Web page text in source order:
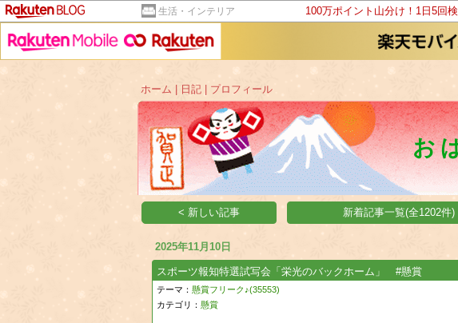
生活・インテリア 100万ポイント山分け！1日5回
ホーム
日記 プロフィール
お
< 新しい記事 新着記事一覧(全1202件)
2025年11月10日
スポーツ報知特選試写会「栄光のバックホーム」 #懸賞
テーマ：懸賞フリーク♪(35553)
カテゴリ：懸賞